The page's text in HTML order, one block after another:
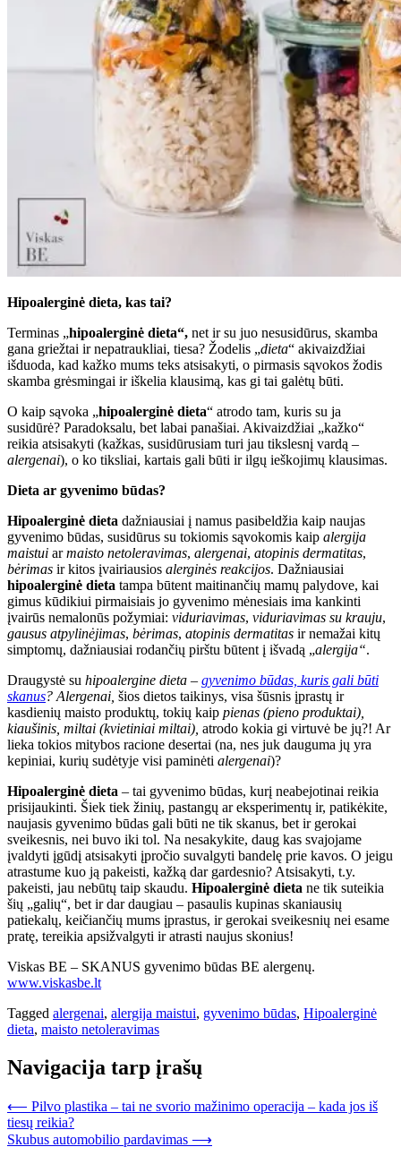
Hipoalerginė dieta, kas tai?
Terminas „hipoalerginė dieta“, net ir su juo nesusidūrus, skamba
gana griežtai ir nepatraukliai, tiesa? Žodelis „dieta“ akivaizdžiai
išduoda, kad kažko mums teks atsisakyti, o pirmasis sąvokos žodis
skamba grėsmingai ir iškelia klausimą, kas gi tai galėtų būti.
O kaip sąvoka „hipoalerginė dieta“ atrodo tam, kuris su ja
susidūrė? Paradoksalu, bet labai panašiai. Akivaizdžiai „kažko“
reikia atsisakyti (kažkas, susidūrusiam turi jau tikslesnį vardą –
alergenai), o ko tiksliai, kartais gali būti ir ilgų ieškojimų klausimas.
Dieta ar gyvenimo būdas?
Hipoalerginė dieta dažniausiai į namus pasibeldžia kaip naujas
gyvenimo būdas, susidūrus su tokiomis sąvokomis kaip alergija
maistui armaisto netoleravimas, alergenai, atopinis dermatitas,
bėrimas ir kitos įvairiausios alerginės reakcijos. Dažniausiai
hipoalerginė dieta tampa būtent maitinančių mamų palydove, kai
gimus kūdikiui pirmaisiais jo gyvenimo mėnesiais ima kankinti
įvairūs nemalonūs požymiai: viduriavimas, viduriavimas su krauju,
gausus atpylinėjimas, bėrimas, atopinis dermatitas ir nemažai kitų
simptomų, dažniausiai rodančių pirštu būtent į išvadą „alergija“.
Draugystė su hipoalergine dieta – gyvenimo būdas, kuris gali būti
skanus? Alergenai, šios dietos taikinys, visa šūsnis įprastų ir
kasdienių maisto produktų, tokių kaip pienas (pieno produktai),
kiaušinis, miltai (kvietiniai miltai), atrodo kokia gi virtuvė be jų?! Ar
lieka tokios mitybos racione desertai (na, nes juk dauguma jų yra
kepiniai, kurių sudėtyje visi paminėti alergenai)?
Hipoalerginė dieta – tai gyvenimo būdas, kurį neabejotinai reikia
prisijaukinti. Šiek tiek žinių, pastangų ar eksperimentų ir, patikėkite,
naujasis gyvenimo būdas gali būti ne tik skanus, bet ir gerokai
sveikesnis, nei buvo iki tol. Na nesakykite, daug kas svajojame
įvaldyti įgūdį atsisakyti įpročio suvalgyti bandelę prie kavos. O jeigu
atrastume kuo ją pakeisti, kažką dar gardesnio? Atsisakyti, t.y.
pakeisti, jau nebūtų taip skaudu. Hipoalerginė dieta ne tik suteikia
šių „galių“, bet ir dar daugiau – pasaulis kupinas skaniausių
patiekalų, keičiančių mums įprastus, ir gerokai sveikesnių nei esame
pratę, tereikia apsižvalgyti ir atrasti naujus skonius!
Viskas BE – SKANUS gyvenimo būdas BE alergenų.
www.viskasbe.lt
Tagged alergenai, alergija maistui, gyvenimo būdas, Hipoalerginė
dieta, maisto netoleravimas
Navigacija tarp įrašų
⟵ Pilvo plastika – tai ne svorio mažinimo operacija – kada jos iš
tiesų reikia?
Skubus automobilio pardavimas ⟶